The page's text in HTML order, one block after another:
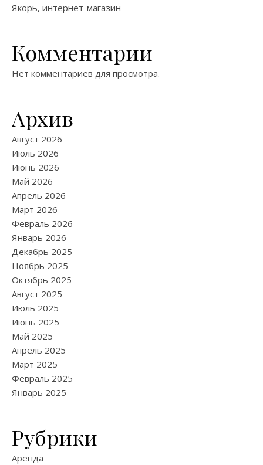
Якорь, интернет-магазин
Комментарии
Нет комментариев для просмотра.
Архив
Август 2026
Июль 2026
Июнь 2026
Май 2026
Апрель 2026
Март 2026
Февраль 2026
Январь 2026
Декабрь 2025
Ноябрь 2025
Октябрь 2025
Август 2025
Июль 2025
Июнь 2025
Май 2025
Апрель 2025
Март 2025
Февраль 2025
Январь 2025
Рубрики
Аренда